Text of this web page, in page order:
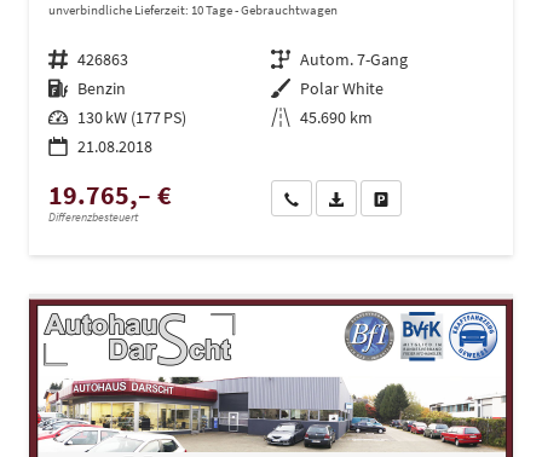
unverbindliche Lieferzeit: 10 Tage Gebrauchtwagen
Fahrzeugnr. 426863 Getriebe Autom. 7-Gang
Kraftstoff Benzin Außenfarbe Polar White
Leistung 130 kW (177 PS) Kilometerstand 45.690 km
21.08.2018
19.765,– €
Differenzbesteuert
Wir rufen Sie anPDF-Datei, Fahrzeugexposé